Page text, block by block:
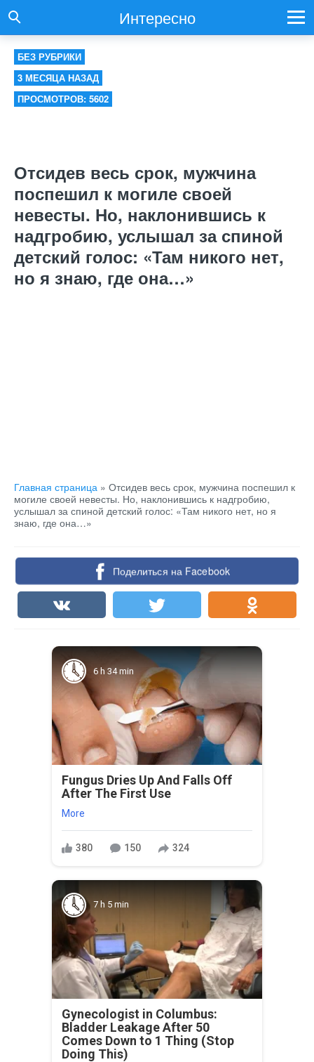
Интересно
БЕЗ РУБРИКИ
3 МЕСЯЦА НАЗАД
ПРОСМОТРОВ: 5602
Отсидев весь срок, мужчина
поспешил к могиле своей
невесты. Но, наклонившись к
надгробию, услышал за спиной
детский голос: «Там никого нет,
но я знаю, где она…»
Главная страница » Отсидев весь срок, мужчина поспешил к
могиле своей невесты. Но, наклонившись к надгробию,
услышал за спиной детский голос: «Там никого нет, но я
знаю, где она…»
Поделиться на Facebook
6 h 34 min
Fungus Dries Up And Falls Off
After The First Use
More
380 150 324
7 h 5 min
Gynecologist in Columbus:
Bladder Leakage After 50
Comes Down to 1 Thing (Stop
Doing This)